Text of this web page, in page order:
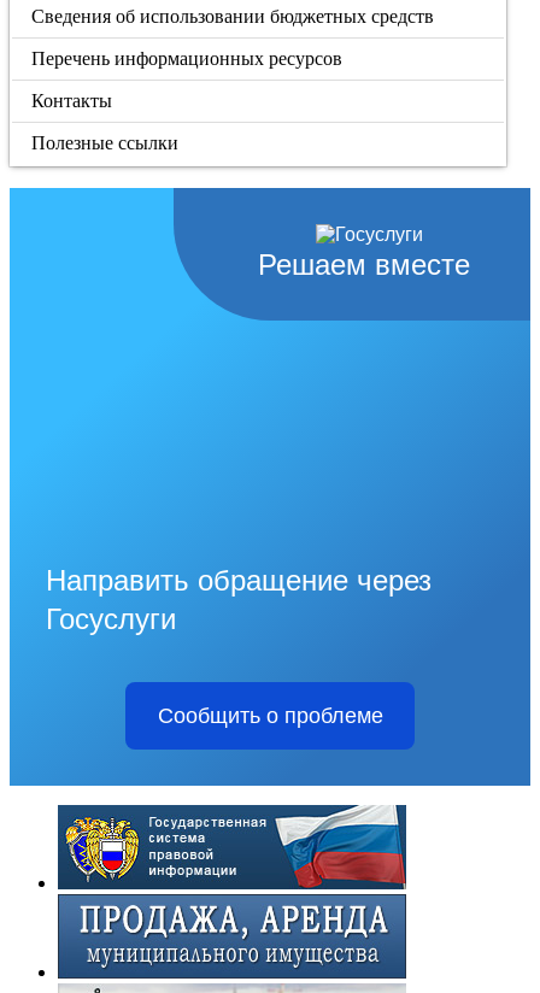
Сведения об использовании бюджетных средств
Перечень информационных ресурсов
Контакты
Полезные ссылки
Решаем вместе
Направить обращение через
Госуслуги
Сообщить о проблеме